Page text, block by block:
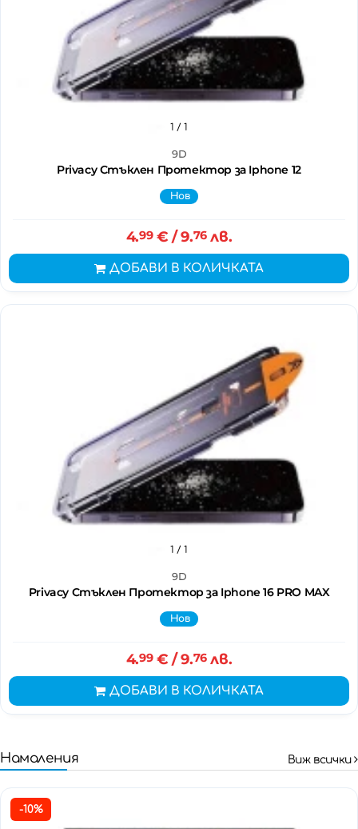
9D
Privacy Стъклен Протектор за Iphone 12
1 / 1
Нов
4.99€ / 9.76лв.
ДОБАВИ В КОЛИЧКАТА
9D
Privacy Стъклен Протектор за Iphone 16 PRO MAX
1 / 1
Нов
4.99€ / 9.76лв.
ДОБАВИ В КОЛИЧКАТА
Намаления Виж всички
-10%